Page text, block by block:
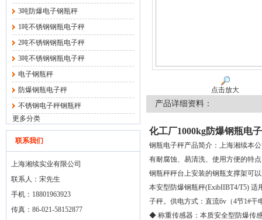
3吨防爆电子钢瓶秤
1吨不锈钢钢瓶电子秤
2吨不锈钢钢瓶电子秤
3吨不锈钢钢瓶电子秤
电子钢瓶秤
防爆钢瓶电子秤
不锈钢电子秤钢瓶秤
更多分类
联系我们
上海湘续实业有限公司
联系人：宋先生
手机：18801963923
传真：86-021-58152877
点击放大
产品详细资料：
化工厂1000kg防爆钢瓶电
钢瓶电子秤产品简介：上海湘续本
有耐腐蚀、易清洗、使用方便的特
钢瓶秤秤台上安装的钢瓶支撑架可
本安型防爆钢瓶秤(ExibIIBT4/T5)
子秤。供电方式：直流6v（4节1#
◆ 称重传感器：本质安全型防爆传